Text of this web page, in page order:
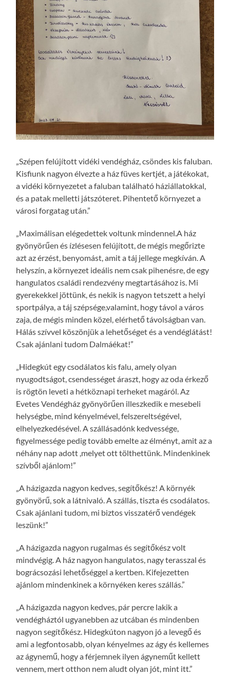
„Szépen felújított vidéki vendégház, csöndes kis faluban.
Kisfiunk nagyon élvezte a ház füves kertjét, a játékokat,
a vidéki környezetet a faluban található háziállatokkal,
és a patak melletti játszóteret. Pihentető környezet a
városi forgatag után.”
„Maximálisan elégedettek voltunk mindennel.A ház
gyönyörűen és ízlésesen felújított, de mégis megőrizte
azt az érzést, benyomást, amit a táj jellege megkíván. A
helyszín, a környezet ideális nem csak pihenésre, de egy
hangulatos családi rendezvény megtartásához is. Mi
gyerekekkel jöttünk, és nekik is nagyon tetszett a helyi
sportpálya, a táj szépsége,valamint, hogy távol a város
zaja, de mégis minden közel, elérhető távolságban van.
Hálás szívvel köszönjük a lehetőséget és a vendéglátást!
Csak ajánlani tudom Dalmáékat!”
„Hidegkút egy csodálatos kis falu, amely olyan
nyugodtságot, csendességet áraszt, hogy az oda érkező
is rögtön leveti a hétköznapi terheket magáról. Az
Evetes Vendégház gyönyörűen illeszkedik e mesebeli
helységbe, mind kényelmével, felszereltségével,
elhelyezkedésével. A szállásadónk kedvessége,
figyelmessége pedig tovább emelte az élményt, amit az a
néhány nap adott ,melyet ott tölthettünk. Mindenkinek
szívből ajánlom!”
„A házigazda nagyon kedves, segítőkész! A környék
gyönyörű, sok a látnivaló. A szállás, tiszta és csodálatos.
Csak ajánlani tudom, mi biztos visszatérő vendégek
leszünk!”
„A házigazda nagyon rugalmas és segítőkész volt
mindvégig. A ház nagyon hangulatos, nagy terasszal és
bográcsozási lehetőséggel a kertben. Kifejezetten
ajánlom mindenkinek a környéken keres szállás.”
„A házigazda nagyon kedves, pár percre lakik a
vendégháztól ugyanebben az utcában és mindenben
nagyon segítőkész. Hidegkúton nagyon jó a levegő és
ami a legfontosabb, olyan kényelmes az ágy és kellemes
az ágynemű, hogy a férjemnek ilyen ágyneműt kellett
vennem, mert otthon nem aludt olyan jót, mint itt.”